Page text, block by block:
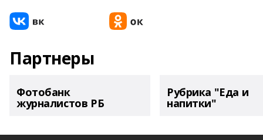
Партнеры
Фотобанк
журналистов РБ
Рубрика "Еда и
напитки"